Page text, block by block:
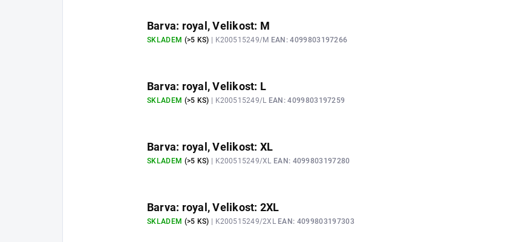
Barva: royal, Velikost: M
SKLADEM (>5 KS) | K200515249/M EAN: 4099803197266
Barva: royal, Velikost: L
SKLADEM (>5 KS) | K200515249/L EAN: 4099803197259
Barva: royal, Velikost: XL
SKLADEM (>5 KS) | K200515249/XL EAN: 4099803197280
Barva: royal, Velikost: 2XL
SKLADEM (>5 KS) | K200515249/2XL EAN: 4099803197303